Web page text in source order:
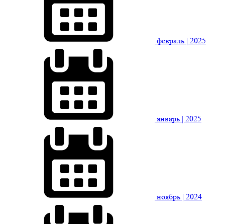
февраль | 2025
январь | 2025
ноябрь | 2024